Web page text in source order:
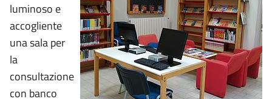
luminoso e
accogliente
una sala per
la
consultazione
con banco